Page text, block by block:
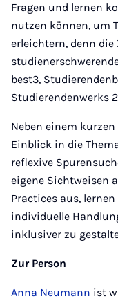
Fragen und lernen
nutzen können, um
erleichtern, denn
best3,
Studierendenwerks
Neben einem
Einblick in die
reflexive
eigene Sichtweisen
Practices aus,
individuelle
inklusiver zu
Zur Person
Anna Neumann ist